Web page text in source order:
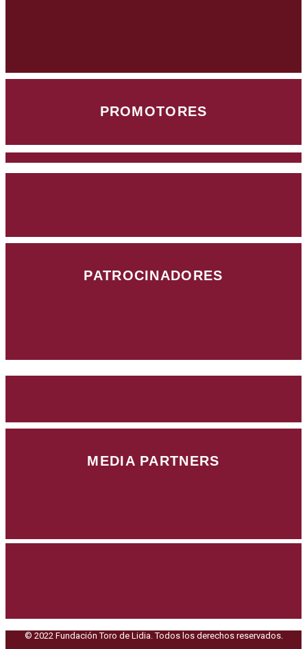
PROMOTORES
PATROCINADORES
MEDIA PARTNERS
© 2022 Fundación Toro de Lidia. Todos los derechos reservados.